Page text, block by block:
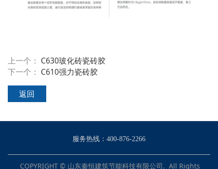
上一个： C630玻化砖瓷砖胶
下一个： C610强力瓷砖胶
返回
服务热线：400-876-2266
COPYRIGHT © 山东秦恒建筑节能科技有限公司. All Rights